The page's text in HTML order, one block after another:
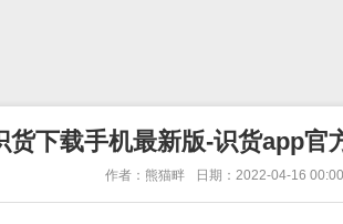
货下载手机最新版-识货app官
作者：熊猫畔 日期：2022-04-16